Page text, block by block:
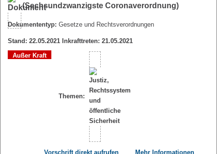
(Sechsundzwanzigste Coronaverordnung)
Dokumententyp: Gesetze und Rechtsverordnungen
Stand: 22.05.2021 Inkrafttreten: 21.05.2021
Außer Kraft
Themen:
Vorschrift direkt aufrufen Mehr Informationen